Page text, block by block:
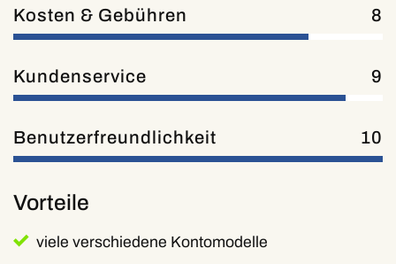
Kosten & Gebühren 8
Kundenservice 9
Benutzerfreundlichkeit 10
Vorteile
viele verschiedene Kontomodelle